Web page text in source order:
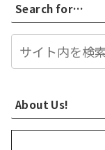
Search for…
About Us!